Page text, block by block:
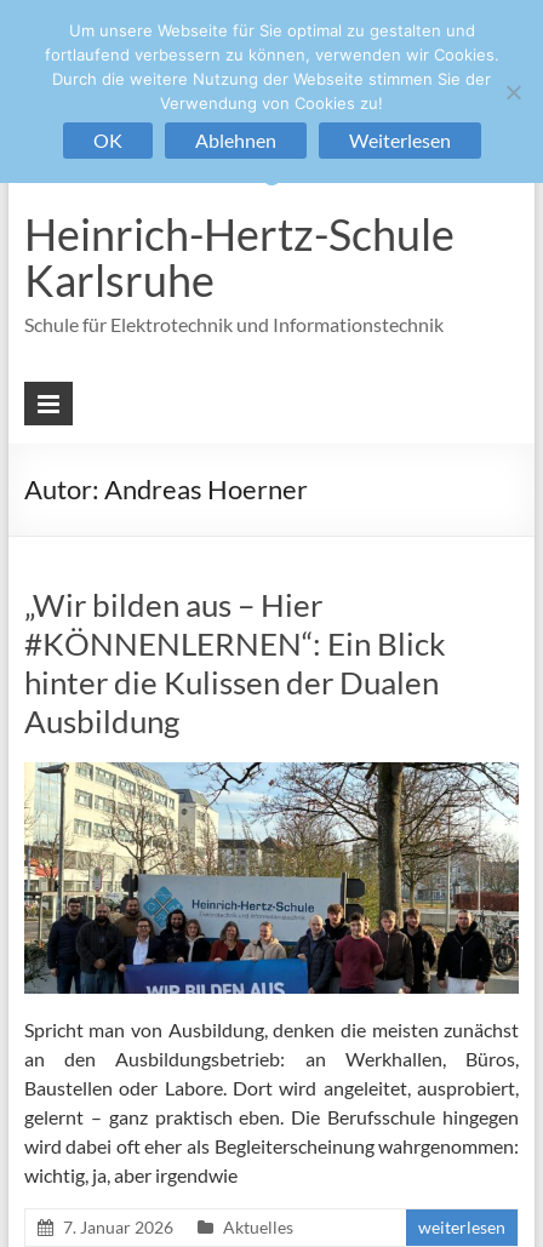
+49 721/133-4848 sekretariat@hhs.karlsruhe.de
Heinrich-Hertz-Schule
Karlsruhe
Schule für Elektrotechnik und Informationstechnik
Autor: Andreas Hoerner
„Wir bilden aus – Hier
#KÖNNENLERNEN“: Ein Blick
hinter die Kulissen der Dualen
Ausbildung
Spricht man von Ausbildung, denken die meisten zunächst
an den Ausbildungsbetrieb: an Werkhallen, Büros,
Baustellen oder Labore. Dort wird angeleitet, ausprobiert,
gelernt – ganz praktisch eben. Die Berufsschule hingegen
wird dabei oft eher als Begleiterscheinung wahrgenommen:
wichtig, ja, aber irgendwie
7. Januar 2026 Aktuelles weiterlesen
Um unsere Webseite für Sie optimal zu gestalten und
fortlaufend verbessern zu können, verwenden wir Cookies.
Durch die weitere Nutzung der Webseite stimmen Sie der
Verwendung von Cookies zu!
OK Ablehnen Weiterlesen